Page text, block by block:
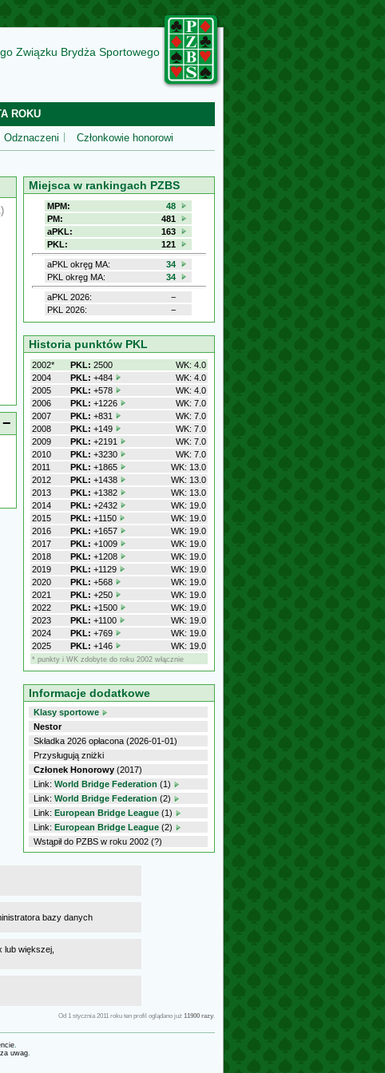
Związku Brydża Sportowego
ROKU
Odznaczeni Członkowie honorowi
−
Miejsca w rankingach PZBS
MPM:
48
PM:
481
aPKL:
163
PKL:
121
aPKL okręg MA:
34
PKL okręg MA:
34
aPKL 2026:
−
PKL 2026:
−
Historia punktów PKL
2002* PKL: 2500
WK: 4.0
2004
PKL: +484
WK: 4.0
2005
PKL: +578
WK: 4.0
2006
PKL: +1226
WK: 7.0
2007
PKL: +831
WK: 7.0
2008
PKL: +149
WK: 7.0
2009
PKL: +2191
WK: 7.0
2010
PKL: +3230
WK: 7.0
2011
PKL: +1865
WK: 13.0
2012
PKL: +1438
WK: 13.0
2013
PKL: +1382
WK: 13.0
2014
PKL: +2432
WK: 19.0
2015
PKL: +1150
WK: 19.0
2016
PKL: +1657
WK: 19.0
2017
PKL: +1009
WK: 19.0
2018
PKL: +1208
WK: 19.0
2019
PKL: +1129
WK: 19.0
2020
PKL: +568
WK: 19.0
2021
PKL: +250
WK: 19.0
2022
PKL: +1500
WK: 19.0
2023
PKL: +1100
WK: 19.0
2024
PKL: +769
WK: 19.0
2025
PKL: +146 WK: 19.0
* punkty i WK zdobyte do roku 2002 włącznie
Informacje dodatkowe
Klasy sportowe
Nestor
Składka 2026 opłacona (2026-01-01)
Przysługują zniżki
Członek Honorowy (2017)
Link: World Bridge Federation (1)
Link: World Bridge Federation (2)
Link: European Bridge League (1)
Link: European Bridge League (2)
Wstąpił do PZBS w roku 2002 (?)
bazy danych
lub większej,
Od 1 stycznia 2011 roku ten profil oglądano już 11900 razy.
.
uwag.